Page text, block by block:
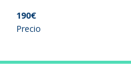
190€
Precio